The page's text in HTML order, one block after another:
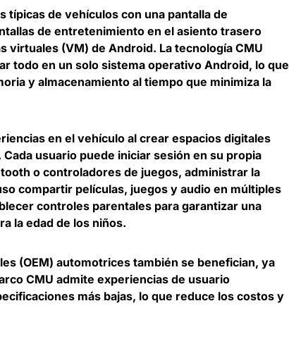
de vehículos con una pantalla de
de entretenimiento en el asiento trasero
virtuales (VM) de Android. La tecnología CMU
todo en un solo sistema operativo Android, lo que
y almacenamiento al tiempo que minimiza la
en el vehículo al crear espacios digitales
usuario puede iniciar sesión en su propia
o controladores de juegos, administrar la
compartir películas, juegos y audio en múltiples
controles parentales para garantizar una
la edad de los niños.
(OEM) automotrices también se benefician, ya
CMU admite experiencias de usuario
más bajas, lo que reduce los costos y